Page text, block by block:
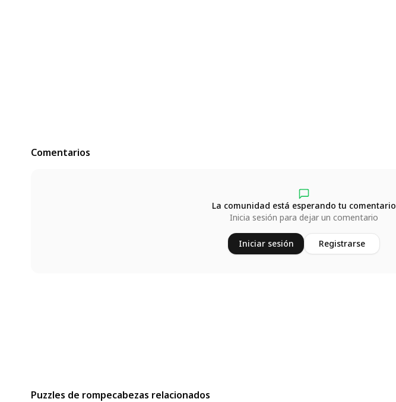
Comentarios
La comunidad está esperando tu comentario
Inicia sesión para dejar un comentario
Iniciar sesión Registrarse
Puzzles de rompecabezas relacionados